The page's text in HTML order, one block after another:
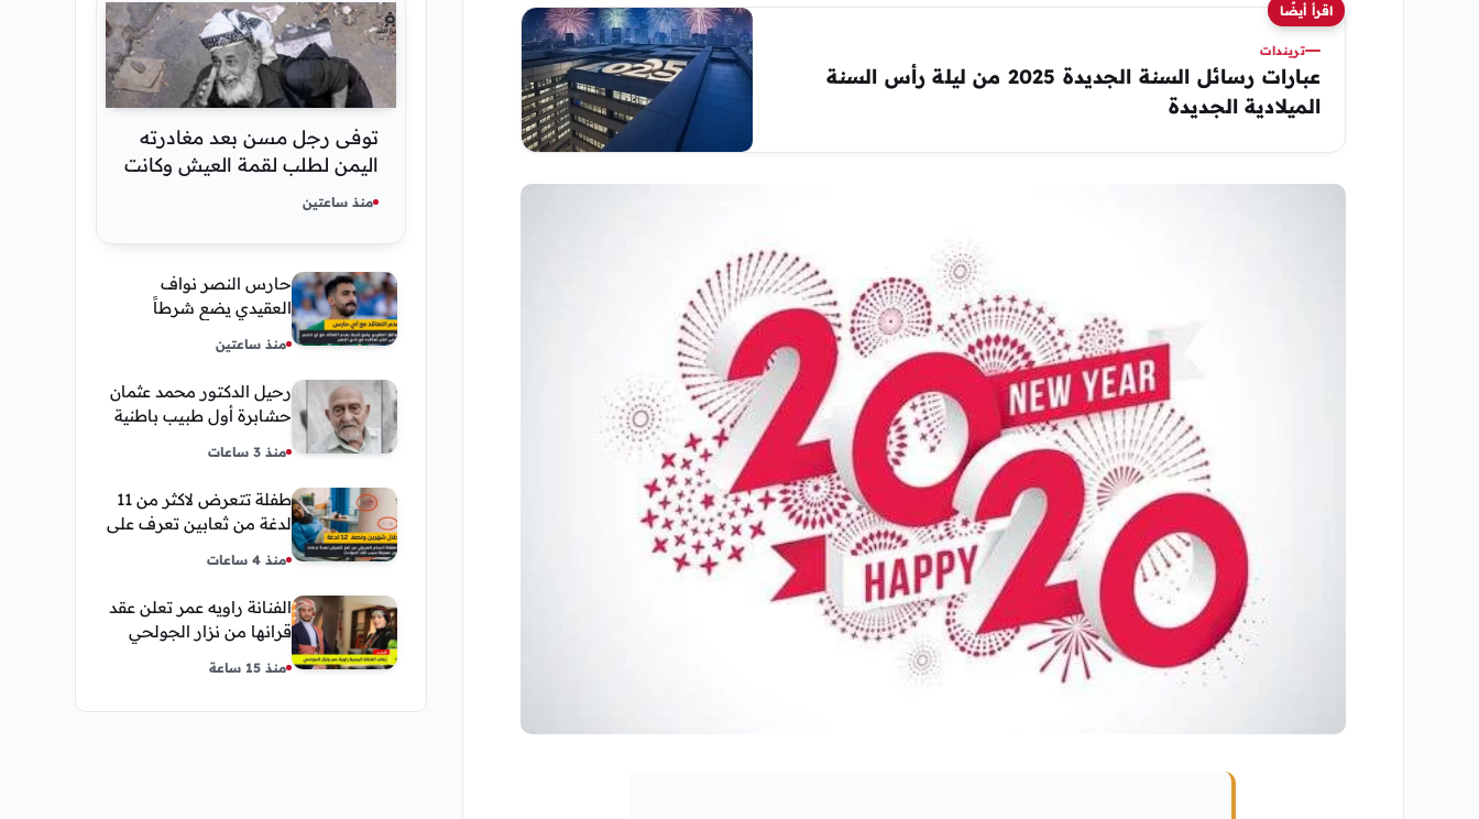
اقرأ أيضًا
تريندات
عبارات رسائل السنة الجديدة 2025 من ليلة رأس السنة
الميلادية الجديدة
توفى رجل مسن بعد مغادرته
اليمن لطلب لقمة العيش وكانت
أخر قبلة يقدمها لإبنته
منذ ساعتين
حارس النصر نواف
العقيدي يضع شرطاً
النادي
منذ ساعتين
رحيل الدكتور محمد عثمان
حشابرة أول طبيب باطنية
منذ 3 ساعات
طفلة تتعرض لاكثر من 11
لدغة من ثعابين تعرف على
العريقي
منذ 4 ساعات
الفنانة راويه عمر تعلن عقد
قرانها من نزار الجولحي
منذ 15 ساعة